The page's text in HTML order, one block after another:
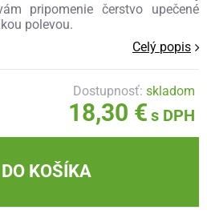
pripomenie čerstvo upečené
polevou.
Celý popis
Dostupnosť:skladom
18,30 € s DPH
DO KOŠÍKA